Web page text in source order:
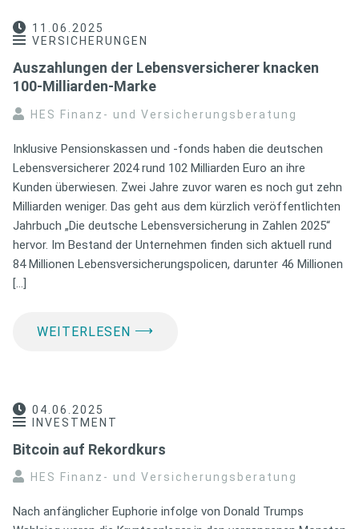
11.06.2025
VERSICHERUNGEN
Auszahlungen der Lebensversicherer knacken
100-Milliarden-Marke
HES Finanz- und Versicherungsberatung
Inklusive Pensionskassen und -fonds haben die deutschen
Lebensversicherer 2024 rund 102 Milliarden Euro an ihre
Kunden überwiesen. Zwei Jahre zuvor waren es noch gut zehn
Milliarden weniger. Das geht aus dem kürzlich veröffentlichten
Jahrbuch „Die deutsche Lebensversicherung in Zahlen 2025“
hervor. Im Bestand der Unternehmen finden sich aktuell rund
84 Millionen Lebensversicherungspolicen, darunter 46 Millionen
[…]
WEITERLESEN ⟶
04.06.2025
INVESTMENT
Bitcoin auf Rekordkurs
HES Finanz- und Versicherungsberatung
Nach anfänglicher Euphorie infolge von Donald Trumps